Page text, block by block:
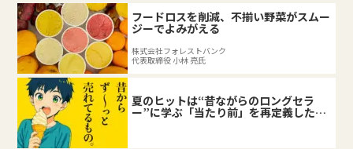
フードロスを削減、不揃い野菜がスムー
ジーでよみがえる
株式会社フォレストバンク
代表取締役 小林 亮氏
夏のヒットは“昔ながらのロングセラ
ー”に学ぶ「当たり前」を再定義した企
業の底力